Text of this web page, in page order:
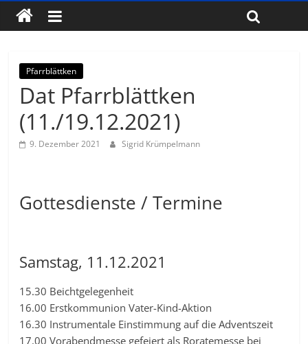
Pfarrblättken
Dat Pfarrblättken
(11./19.12.2021)
9. Dezember 2021 Sigrid Krümpelmann
Gottesdienste / Termine
Samstag, 11.12.2021
15.30 Beichtgelegenheit
16.00 Erstkommunion Vater-Kind-Aktion
16.30 Instrumentale Einstimmung auf die Adventszeit
17.00 Vorabendmesse gefeiert als Roratemesse bei